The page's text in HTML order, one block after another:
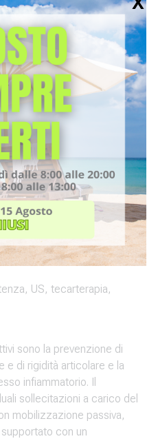
terapeutici e le
delle tendinopatie?
di trattamento
della patologia. Possiamo
tempi biologici:
di riduzione del dolore
delle anomalie
il tendine. Il medico in
esegue sedute di
situazioni più gravi eseguire
o gel piastrinico.
con:
decontrazione muscolare e
US, tecarterapia,
sono la prevenzione di
e di rigidità articolare e la
infiammatorio. Il
sollecitazioni a carico del
mobilizzazione passiva,
con un